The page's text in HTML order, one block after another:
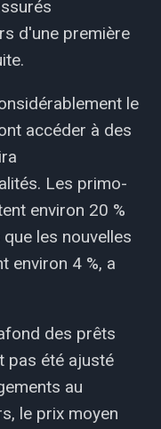
d'une première
le
accéder à des
Les primo-
environ 20 %
les nouvelles
environ 4 %, a
des prêts
pas été ajusté
au
le prix moyen